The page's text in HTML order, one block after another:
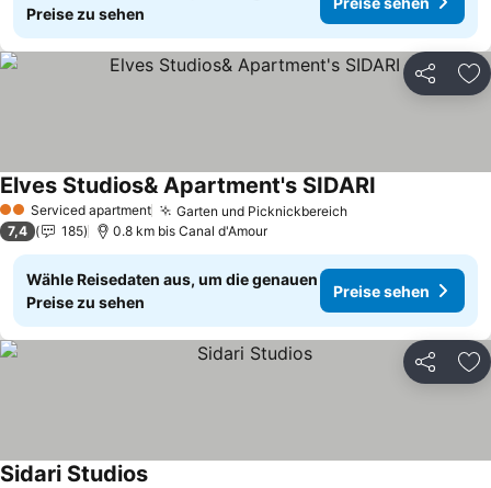
Preise zu sehen
Teilen
2 SterneServiced apartment Garten und Picknickbereich
Elves Studios& Apartment's SIDARI
7,4 185 0.8 km bis Canal d'Amour
Wähle Reisedaten aus, um die genauen
Preise zu sehen
Preise sehen
Teilen
Sidari Studios